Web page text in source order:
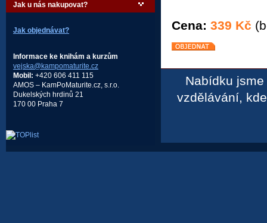
Jak u nás nakupovat?
Jak objednávat?
Informace ke knihám a kurzům
vejska@kampomaturite.cz
Mobil: +420 606 411 115
AMOS – KamPoMaturite.cz, s.r.o.
Dukelských hrdinů 21
170 00 Praha 7
Cena: 339 Kč
Nabídku
vzdělávání,